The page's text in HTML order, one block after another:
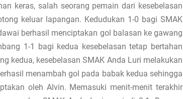
keras, salah seorang pemain dari kesebelasan
keluar lapangan. Kedudukan 1-0 bagi SMAK
berhasil menciptakan gol balasan ke gawang
1-1 bagi kedua kesebelasan tetap bertahan
kedua, kesebelasan SMAK Anda Luri melakukan
menambah gol pada babak kedua sehingga
oleh Alvin. Memasuki menit-menit terakhir